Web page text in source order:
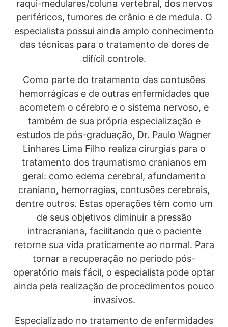
raqui-medulares/coluna vertebral, dos nervos
periféricos, tumores de crânio e de medula. O
especialista possui ainda amplo conhecimento
das técnicas para o tratamento de dores de
difícil controle.
Como parte do tratamento das contusões
hemorrágicas e de outras enfermidades que
acometem o cérebro e o sistema nervoso, e
também de sua própria especialização e
estudos de pós-graduação, Dr. Paulo Wagner
Linhares Lima Filho realiza cirurgias para o
tratamento dos traumatismo cranianos em
geral: como edema cerebral, afundamento
craniano, hemorragias, contusões cerebrais,
dentre outros. Estas operações têm como um
de seus objetivos diminuir a pressão
intracraniana, facilitando que o paciente
retorne sua vida praticamente ao normal. Para
tornar a recuperação no período pós-
operatório mais fácil, o especialista pode optar
ainda pela realização de procedimentos pouco
invasivos.
Especializado no tratamento de enfermidades